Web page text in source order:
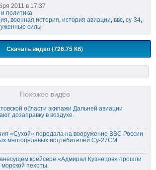
2011 в 17:37
политика
военная история история авиации ввс су-34
силы
Скачать видео (726.75 Кб)
Похожее видео
области экипажи Дальней авиации
дозаправку в воздухе.
«Сухой» передала на вооружение ВВС России
многоцелевых истребителей Су-27СМ.
крейсере «Адмирал Кузнецов» прошли
пехоты.